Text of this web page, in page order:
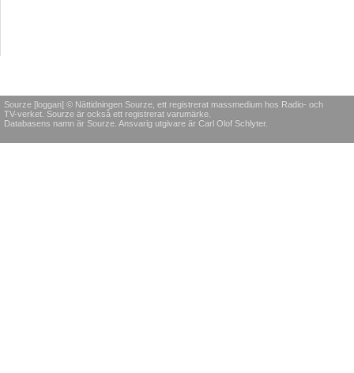
Sourze [loggan] © Nättidningen Sourze, ett registrerat massmedium hos Radio- och
TV-verket. Sourze är också ett registrerat varumärke.
Databasens namn är Sourze. Ansvarig utgivare är Carl Olof Schlyter.